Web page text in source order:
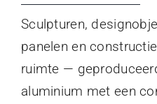
Sculpturen,
panelen en
ruimte —
aluminium met een